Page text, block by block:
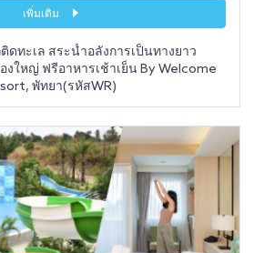
เพิ่มเติม
ดทะเล สระน้ำอลังการเป็นทางยาว
ใหญ่ ฟรีอาหารเช้าเย็น By Welcome
พัทยา(รหัสWR)